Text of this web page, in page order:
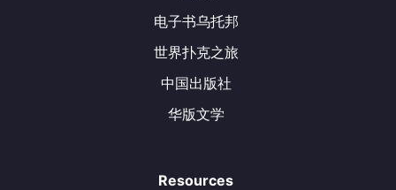
电子书乌托邦
世界扑克之旅
中国出版社
华版文学
Resources